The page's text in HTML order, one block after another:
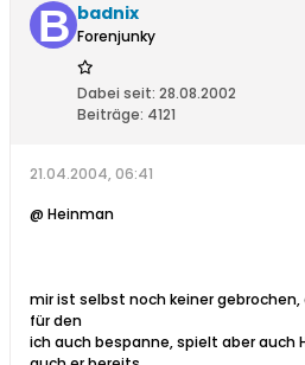
badnix
Forenjunky
Dabei seit: 28.08.2002
Beiträge: 4121
21.04.2004, 06:41
@ Heinman
mir ist selbst noch keiner
für den
ich auch bespanne, spielt aber auch